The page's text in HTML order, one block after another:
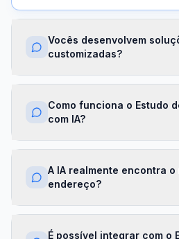
Vocês desenvolvem
customizadas?
Sim. Além dos módulos
algoritmos proprietários e
sua franqueadora.
Como funciona o Estudo
com IA?
Nossa IA cruza dados
financeiras para gerar
por região. Você recebe
com recomendações em
A IA realmente encontra o
endereço?
Sim. O módulo de
É possível integrar com o